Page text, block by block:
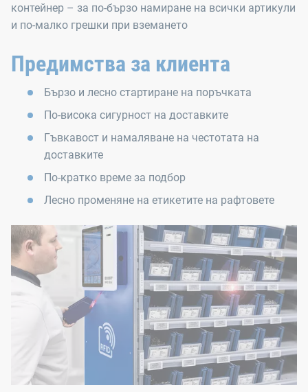
контейнер – за по-бързо намиране на всички артикули
и по-малко грешки при вземането
Предимства за клиента
Бързо и лесно стартиране на поръчката
По-висока сигурност на доставките
Гъвкавост и намаляване на честотата на
доставките
По-кратко време за подбор
Лесно променяне на етикетите на рафтовете